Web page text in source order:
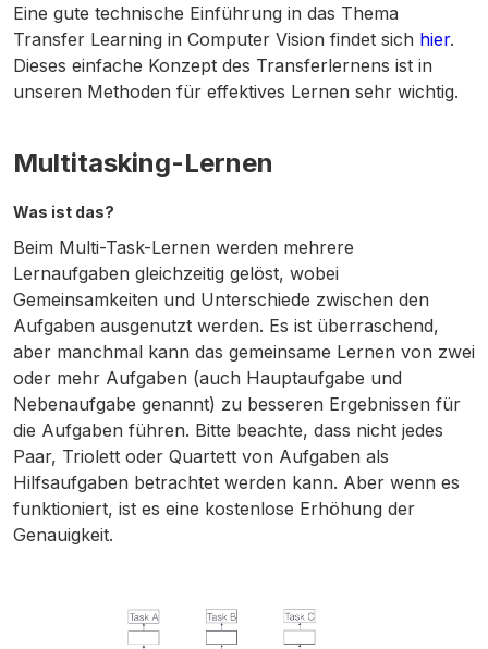
Eine gute technische Einführung in das Thema
Transfer Learning in Computer Vision findet sich hier.
Dieses einfache Konzept des Transferlernens ist in
unseren Methoden für effektives Lernen sehr wichtig.
Multitasking-Lernen
Was ist das?
Beim Multi-Task-Lernen werden mehrere
Lernaufgaben gleichzeitig gelöst, wobei
Gemeinsamkeiten und Unterschiede zwischen den
Aufgaben ausgenutzt werden. Es ist überraschend,
aber manchmal kann das gemeinsame Lernen von zwei
oder mehr Aufgaben (auch Hauptaufgabe und
Nebenaufgabe genannt) zu besseren Ergebnissen für
die Aufgaben führen. Bitte beachte, dass nicht jedes
Paar, Triolett oder Quartett von Aufgaben als
Hilfsaufgaben betrachtet werden kann. Aber wenn es
funktioniert, ist es eine kostenlose Erhöhung der
Genauigkeit.